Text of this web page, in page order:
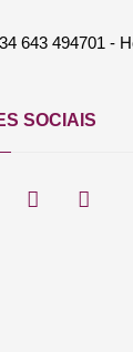
643 494701 -
SOCIAIS